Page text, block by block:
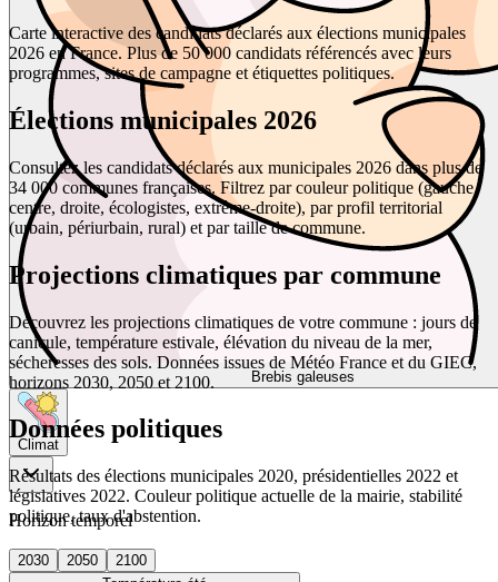
Brebis galeuses
Climat
Horizon temporel
2030 2050
2100
Carte interactive des candidats déclarés aux élections municipales
2026 en France. Plus de 50 000 candidats référencés avec leurs
programmes, sites de campagne et étiquettes politiques.
Élections municipales 2026
Consultez les candidats déclarés aux municipales 2026 dans plus de
34 000 communes françaises. Filtrez par couleur politique (gauche,
centre, droite, écologistes, extrême-droite), par profil territorial
(urbain, périurbain, rural) et par taille de commune.
Projections climatiques par commune
Découvrez les projections climatiques de votre commune : jours de
canicule, température estivale, élévation du niveau de la mer,
sécheresses des sols. Données issues de Météo France et du GIEC,
horizons 2030, 2050 et 2100.
Données politiques
Résultats des élections municipales 2020, présidentielles 2022 et
législatives 2022. Couleur politique actuelle de la mairie, stabilité
politique, taux d'abstention.